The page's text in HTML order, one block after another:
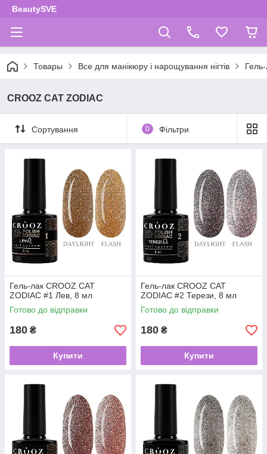
BeautySVE
Товары Все для манікюру і нарощування нігтів
CROOZ CAT ZODIAC
Сортування 0 Фільтри
Гель-лак CROOZ CAT
ZODIAC #1 Лев, 8 мл
Готово до відправки
180 ₴
Купити
Гель-лак CROOZ CAT
ZODIAC #2 Терези, 8 мл
Готово до відправки
180 ₴
Купити